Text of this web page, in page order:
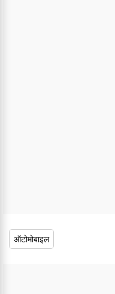
ऑटोमोबाइल